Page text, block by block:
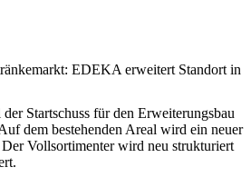
EDEKA erweitert Standort in
Startschuss für den Erweiterungsbau
dem bestehenden Areal wird ein neuer
Vollsortimenter wird neu strukturiert